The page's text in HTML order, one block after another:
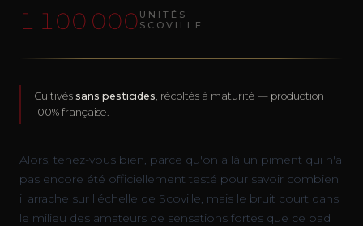
1 100 000 UNITÉS
SCOVILLE
Cultivés sans pesticides, récoltés à maturité — production
100% française.
Alors, tenez-vous bien, parce qu'on a là un piment qui n'a
pas encore été officiellement testé pour savoir combien
il arrache sur l'échelle de Scoville, mais le bruit court dans
le milieu des amateurs de sensations fortes que ce bad